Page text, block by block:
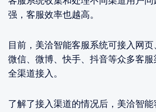
强，客服效率也越高。
目前，美洽智能客服系统可接入网页
微信、微博、快手、抖音等众多客
全渠道接入。
了解了接入渠道的情况后，美洽智